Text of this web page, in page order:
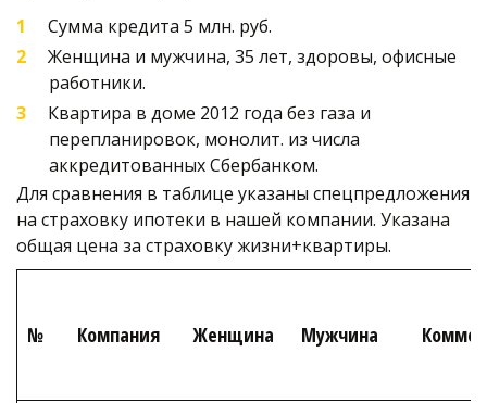
Сумма кредита 5 млн. руб.
Женщина и мужчина, 35 лет, здоровы, офисные
работники.
Квартира в доме 2012 года без газа и
перепланировок, монолит. из числа
аккредитованных Сбербанком.
Для сравнения в таблице указаны спецпредложения
на страховку ипотеки в нашей компании. Указана
общая цена за страховку жизни+квартиры.
№ Компания Женщина Мужчина